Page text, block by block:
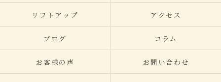
リフトアップ アクセス
ブログ コラム
お客様の声 お問い合わせ